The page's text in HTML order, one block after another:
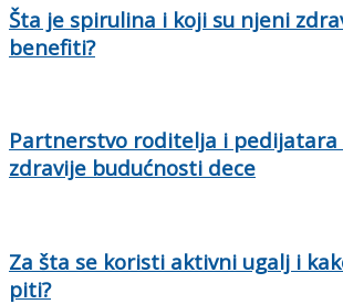
Šta je spirulina i koji su njeni
benefiti?
Partnerstvo roditelja i
zdravije budućnosti dece
Za šta se koristi aktivni ugalj i
piti?